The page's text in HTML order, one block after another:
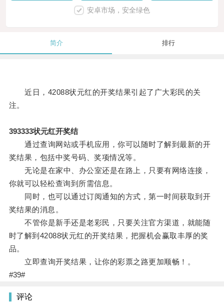
安卓市场，安全绿色
简介 排行
近日，42088状元红的开奖结果引起了广大彩民的关
注。
393333状元红开奖结
通过查询网站或手机应用，你可以随时了解到最新的开
奖结果，包括中奖号码、奖项情况等。
无论是在家中、办公室还是在路上，只要有网络连接，
你就可以轻松查询到所需信息。
同时，也可以通过订阅通知的方式，第一时间获取到开
奖结果的消息。
不管你是新手还是老彩民，只要关注官方渠道，就能随
时了解到42088状元红的开奖结果，把握机会赢取丰厚的奖
品。
立即查询开奖结果，让你的彩票之路更加顺畅！。
#39#
评论